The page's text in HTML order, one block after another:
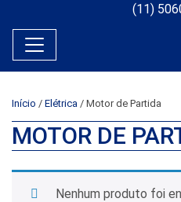
(11)
Início / Elétrica / Motor de Partida
MOTOR DE
Nenhum produto foi